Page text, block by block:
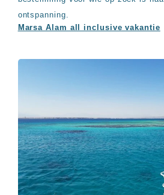
ontspanning.
Marsa Alam all inclusive vakantie